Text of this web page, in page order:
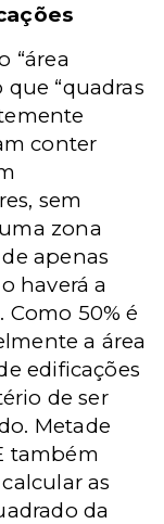
“área
“quadras
conter
sem
zona
apenas
haverá a
50% é
a área
edificações
de ser
Metade
também
as
da